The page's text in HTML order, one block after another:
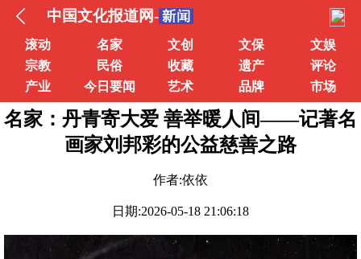
中国文化报道网-
滚动 名家 文创 文保
文娱
宗教
民俗 收藏 遗产
评论
产业
今日要闻 艺术 品牌 市场
名家：丹青寄大爱 善举暖人间——记著名
画家刘邦彩的公益慈善之路
作者:依依
日期:2026-05-18 21:06:18